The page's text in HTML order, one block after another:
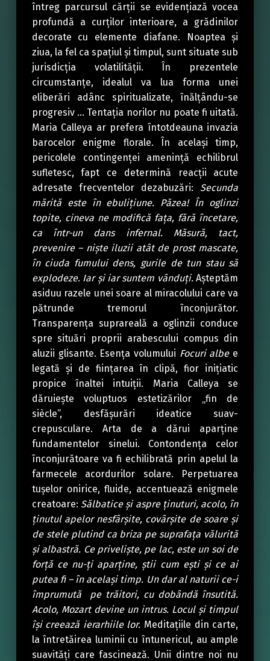
întreg parcursul cărții se evidențiază vocea
profundă a curților interioare, a grădinilor
decorate cu elemente diafane. Noaptea și
ziua, la fel ca spațiul și timpul, sunt situate sub
jurisdicția volatilității. În prezentele
circumstanțe, idealul va lua forma unei
eliberări adânc spiritualizate, înălțându-se
progresiv … Tentația norilor nu poate fi uitată.
Maria Calleya ar prefera întotdeauna invazia
barocelor enigme florale. În același timp,
pericolele contingenței amenință echilibrul
sufletesc, fapt ce determină reacții acute
adresate frecventelor dezabuzări: Secunda
mărită este în ebulițiune. Păzea! În oglinzi
topite, cineva ne modifică fața, fără încetare,
ca într-un dans infernal. Măsură, tact,
prevenire – niște iluzii atât de prost mascate,
în ciuda fumului dens, gurile de tun stau să
explodeze. Iar și iar suntem vânduți.Așteptăm
asiduu razele unei soare al miracolului care va
pătrunde tremorul înconjurător.
Transparența suprareală a oglinzii conduce
spre situări proprii arabescului compus din
aluzii glisante. Esența volumului Focuri albe e
legată și de ființarea în clipă, fior inițiatic
propice înaltei intuiții. Maria Calleya se
dăruiește voluptuos estetizărilor „fin de
siècle”, desfășurări ideatice suav-
crepusculare. Arta de a dărui aparține
fundamentelor sinelui. Contondența celor
înconjurătoare va fi echilibrată prin apelul la
farmecele acordurilor solare. Perpetuarea
tușelor onirice, fluide, accentuează enigmele
creatoare: Sălbatice și aspre ținuturi, acolo, în
ținutul apelor nesfârșite, covârșite de soare și
de stele plutind ca briza pe suprafața vălurită
și albastră. Ce priveliște, pe lac, este un soi de
forță ce nu-ți aparține, știi cum ești și ce ai
putea fi – în același timp. Un dar al naturii ce-i
împrumută pe trăitori, cu dobândă însutită.
Acolo, Mozart devine un intrus. Locul și timpul
își creează ierarhiile lor. Meditațiile din carte,
la întretăirea luminii cu întunericul, au ample
suavități care fascinează. Unii dintre noi nu